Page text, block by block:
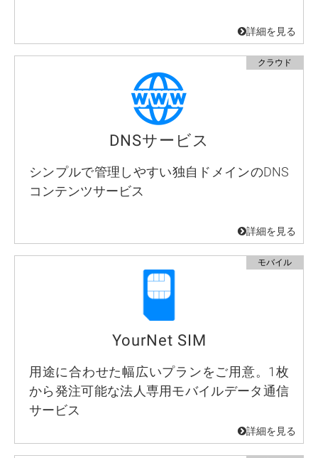
DNSサービス
シンプルで管理しやすい独自ドメインのDNS
コンテンツサービス
YourNet SIM
用途に合わせた幅広いプランをご用意。1枚
から発注可能な法人専用モバイルデータ通信
サービス